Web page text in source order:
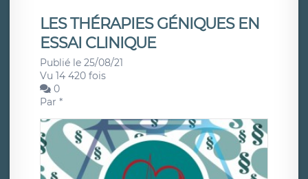
LES THÉRAPIES GÉNIQUES EN
ESSAI CLINIQUE
Publié le 25/08/21
Vu 14 420 fois
0
Par *